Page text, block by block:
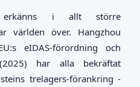
erkänns i allt större
världen över. Hangzhou
eIDAS-förordning och
har alla bekräftat
trelagers-förankring -